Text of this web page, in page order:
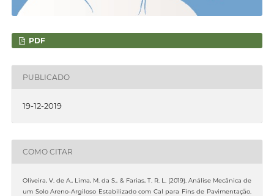
PDF
PUBLICADO
19-12-2019
COMO CITAR
Oliveira, V. de A., Lima, M. da S., & Farias, T. R. L. (2019). Análise Mecânica de
um Solo Areno-Argiloso Estabilizado com Cal para Fins de Pavimentação.